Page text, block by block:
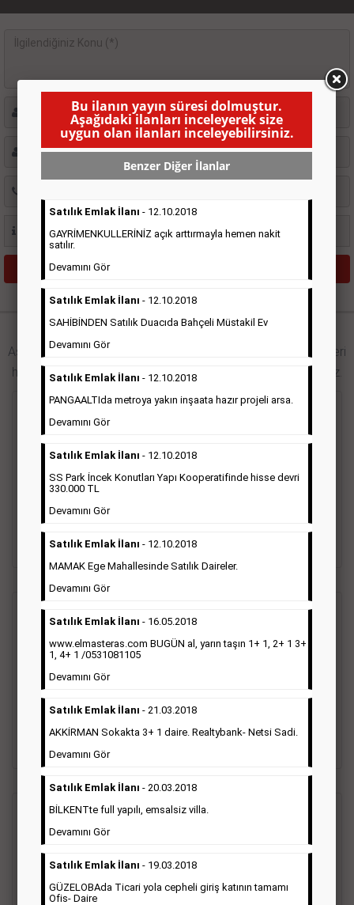
Hürriyet Gazetesi İlan Türleri
Aşağıdaki bağlantıları takip ederek Hürriyet gazetesi ilan türleri
hakkında detaylara ulaşabilir, ilan örneklerini inceleyebilirsiniz.
Hürriyet gazetesi Seri ilanlar; emlak ilanı, eleman ilanı, zayi
ilanı, vasıta ilanı başlıkları altında toplanmaktadır. Hürriyet
gazetesi seri ilanlar, Türkiye baskısı, İstanbul baskısı, Ankara
bütün bölgelerde yayınlanabilmektedir.
Detaylı Bilgi & İlan Örnekleri
Sosyal İlan (Vefat, Başsağlığı, Anma, Teşekkür)
Gazetelerin sosyal ilan diye adlandırdığı bu ilan türü altında
vefat ilanı anma ilan, başsağlığı ilanı, teşekkür ilanı vb. ilan
türleri toplanmaktadır. Ticari amaç gütmeyen bu ilan çeşidin
de fiyatlandırma ilanın kapladığı alan üzerinden fiyatlandırılır.
Diğer çerçeveli ilanlara göre daha ekonomiktir.
Ticari İlan (Hürriyet Gazetesi Reklam)
Hürriyet gazetesi Ticari ilan; firmaların tanıtımlarının, duyuru
gazetesine verilen ticari ilanları genellikle kurumsal firmalar
Bu ilanın yayın süresi dolmuştur.
Aşağıdaki ilanları inceleyerek size
uygun olan ilanları inceleyebilirsiniz.
Benzer Diğer İlanlar
Satılık Emlak İlanı - 12.10.2018
GAYRİMENKULLERİNİZ açık arttırmayla hemen nakit
satılır.
Devamını Gör
Satılık Emlak İlanı - 12.10.2018
SAHİBİNDEN Satılık Duacıda Bahçeli Müstakil Ev
Devamını Gör
Satılık Emlak İlanı - 12.10.2018
PANGAALTIda metroya yakın inşaata hazır projeli arsa.
Devamını Gör
Satılık Emlak İlanı - 12.10.2018
SS Park İncek Konutları Yapı Kooperatifinde hisse devri
330.000 TL
Devamını Gör
Satılık Emlak İlanı - 12.10.2018
MAMAK Ege Mahallesinde Satılık Daireler.
Devamını Gör
Satılık Emlak İlanı - 16.05.2018
www.elmasteras.com BUGÜN al, yarın taşın 1+ 1, 2+ 1 3+
1, 4+ 1 /0531081105
Devamını Gör
Satılık Emlak İlanı - 21.03.2018
AKKİRMAN Sokakta 3+ 1 daire. Realtybank- Netsi Sadi.
Devamını Gör
Satılık Emlak İlanı - 20.03.2018
BİLKENTte full yapılı, emsalsiz villa.
Devamını Gör
Satılık Emlak İlanı - 19.03.2018
GÜZELOBAda Ticari yola cepheli giriş katının tamamı
Ofis- Daire